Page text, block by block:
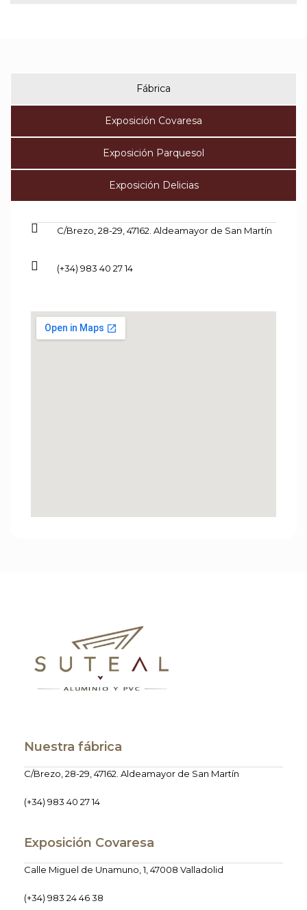
Fábrica
Exposición Covaresa
Exposición Parquesol
Exposición Delicias
C/Brezo, 28-29, 47162. Aldeamayor de San Martín
(+34) 983 40 27 14
Nuestra fábrica
C/Brezo, 28-29, 47162. Aldeamayor de San Martín
(+34) 983 40 27 14
Exposición Covaresa
Calle Miguel de Unamuno, 1, 47008 Valladolid
(+34) 983 24 46 38